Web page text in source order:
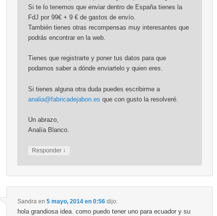
Si te lo tenemos que enviar dentro de España tienes la
FdJ por 99€ + 9 € de gastos de envío.
También tienes otras recompensas muy interesantes que
podrás encontrar en la web.
Tienes que registrarte y poner tus datos para que
podamos saber a dónde enviartelo y quien eres.
Si tienes alguna otra duda puedes escribirme a
analia@fabricadejabon.es que con gusto la resolveré.
Un abrazo,
Analía Blanco.
Responder ↓
Sandraen 5 mayo, 2014 en 0:56 dijo:
hola grandiosa idea. como puedo tener uno para ecuador y su